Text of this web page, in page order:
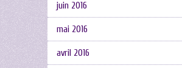
juin 2016
mai 2016
avril 2016